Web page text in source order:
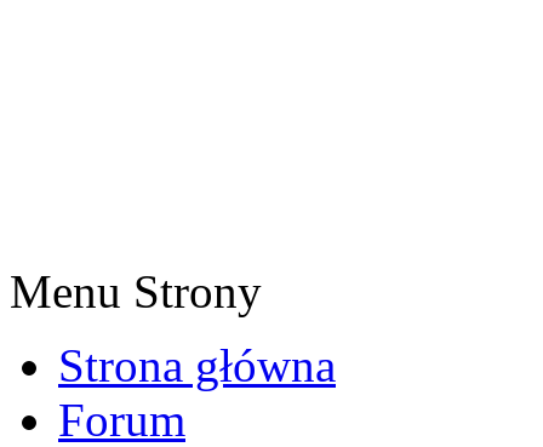
Menu Strony
Strona główna
Forum